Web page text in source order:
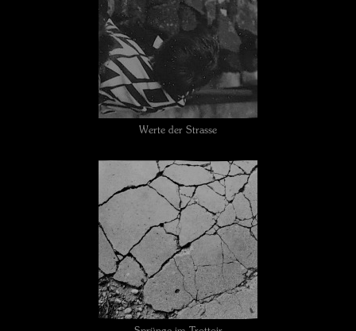
Werte der Strasse